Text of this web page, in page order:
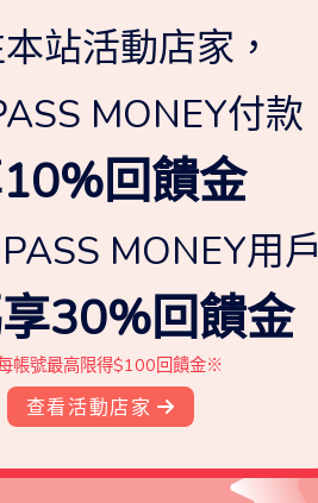
站活動店家，
MONEY付款
回饋金
MONEY用戶
30%回饋金
帳號最高限得$100回饋金※
查看活動店家